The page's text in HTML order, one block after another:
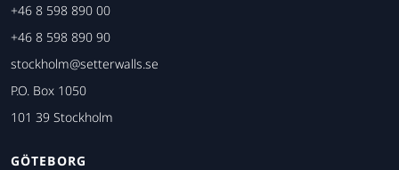
+46 8 598 890 00
+46 8 598 890 90
stockholm@setterwalls.se
P.O. Box 1050
101 39 Stockholm
GÖTEBORG